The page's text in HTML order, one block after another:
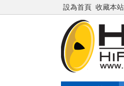
設為首頁 收藏本站